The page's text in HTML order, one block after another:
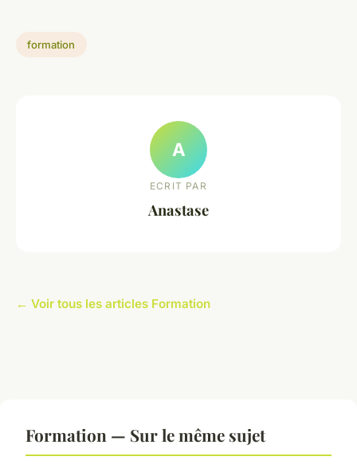
formation
A
ECRIT PAR
Anastase
← Voir tous les articles Formation
Formation — Sur le même sujet